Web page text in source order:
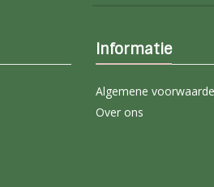
Informatie
Algemene
Over ons